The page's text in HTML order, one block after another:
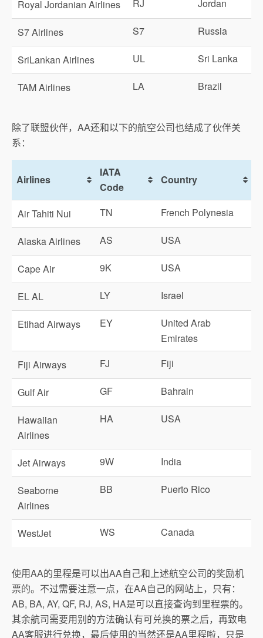
Royal Jordanian Airlines RJ Jordan
S7 Airlines S7 Russia
SriLankan Airlines UL Sri Lanka
TAM Airlines LA Brazil
除了联盟伙伴，AA还和以下的航空公司也结成了伙伴关
系：
Airlines
IATA
Code
Country
Air Tahiti Nui TN French Polynesia
Alaska Airlines AS USA
Cape Air 9K USA
EL AL LY Israel
Etihad Airways EY
United Arab
Emirates
Fiji Airways
FJ Fiji
Gulf Air GF Bahrain
Hawaiian
Airlines
HA USA
Jet Airways 9W India
Seaborne
Airlines
BB Puerto Rico
WestJet WS Canada
使用AA的里程是可以出AA自己和上述航空公司的奖励机
票的。不过需要注意一点，在AA自己的网站上，只有：
AB, BA, AY, QF, RJ, AS, HA是可以直接查询到里程票的。
其余航司需要用别的方法确认有可兑换的票之后，再致电
AA客服进行兑换，最后使用的当然还是AA里程啦，只是